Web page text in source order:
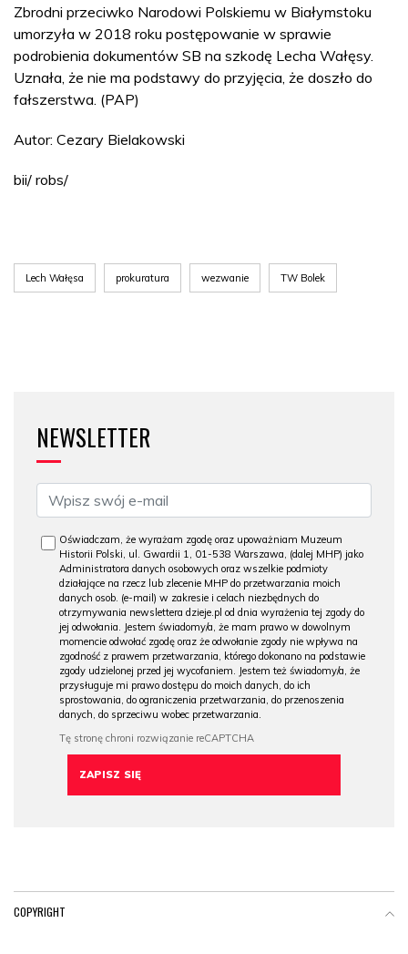
Zbrodni przeciwko Narodowi Polskiemu w Białymstoku
umorzyła w 2018 roku postępowanie w sprawie
podrobienia dokumentów SB na szkodę Lecha Wałęsy.
Uznała, że nie ma podstawy do przyjęcia, że doszło do
fałszerstwa. (PAP)
Autor: Cezary Bielakowski
bii/ robs/
Lech Wałęsa prokuratura wezwanie TW Bolek
NEWSLETTER
Oświadczam, że wyrażam zgodę oraz upoważniam Muzeum
Historii Polski, ul. Gwardii 1, 01-538 Warszawa, (dalej MHP) jako
Administratora danych osobowych oraz wszelkie podmioty
działające na rzecz lub zlecenie MHP do przetwarzania moich
danych osob. (e-mail) w zakresie i celach niezbędnych do
otrzymywania newslettera dzieje.pl od dnia wyrażenia tej zgody do
jej odwołania. Jestem świadomy/a, że mam prawo w dowolnym
momencie odwołać zgodę oraz że odwołanie zgody nie wpływa na
zgodność z prawem przetwarzania, którego dokonano na podstawie
zgody udzielonej przed jej wycofaniem. Jestem też świadomy/a, że
przysługuje mi prawo dostępu do moich danych, do ich
sprostowania, do ograniczenia przetwarzania, do przenoszenia
danych, do sprzeciwu wobec przetwarzania.
COPYRIGHT